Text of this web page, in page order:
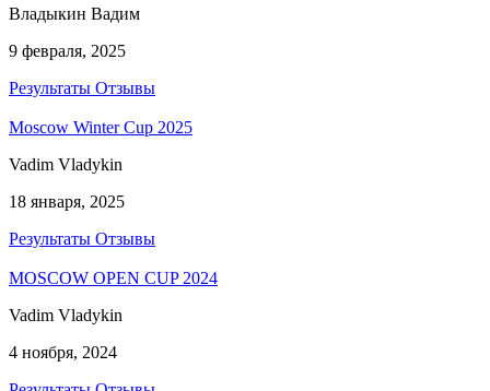
Владыкин Вадим
9 февраля, 2025
Результаты Отзывы
Moscow Winter Cup 2025
Vadim Vladykin
18 января, 2025
Результаты Отзывы
MOSCOW OPEN CUP 2024
Vadim Vladykin
4 ноября, 2024